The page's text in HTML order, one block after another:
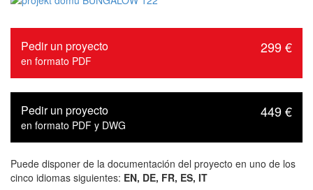
Pedir un proyecto
en formato PDF
299 €
Pedir un proyecto
en formato PDF y DWG
449 €
Puede disponer de la documentación del proyecto en uno de los
cinco idiomas siguientes: EN, DE, FR, ES, IT